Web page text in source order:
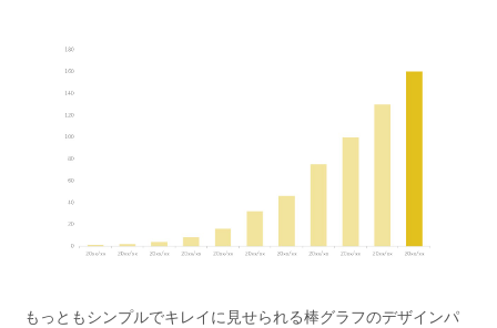
もっともシンプルでキレイに見せられる棒グラフのデザインパ